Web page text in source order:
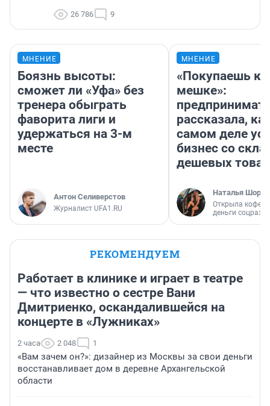
26 786 9
МНЕНИЕ
Боязнь высоты:
сможет ли «Уфа» без
тренера обыграть
фаворита лиги и
удержаться на 3-м
месте
Антон Селиверстов
Журналист UFA1.RU
МНЕНИЕ
«Покупаешь
мешке»:
рассказала,
самом деле
бизнес со
дешевых
Наталья
Открыла
деньги
РЕКОМЕНДУЕМ
Работает в клинике и играет в театре
— что известно о сестре Вани
Дмитриенко, оскандалившейся на
концерте в «Лужниках»
2 часа 2 048 1
«Вам зачем он?»: дизайнер из Москвы за свои деньги
восстанавливает дом в деревне Архангельской
области